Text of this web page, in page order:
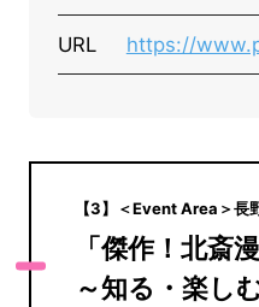
URL https://
【3】＜Event Area＞長
「傑作！北斎漫
～知る・楽し